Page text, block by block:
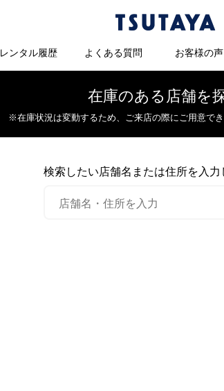
レンタル履歴 よくある質問 お客様の声
在庫のある店舗を
※在庫状況は変動するため、 ご来店の際にご用意で
検索したい店舗名または住所を入力